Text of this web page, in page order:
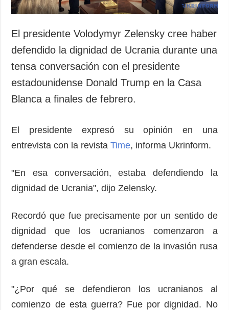
Desastres y
ADICIONAL
Podcasts
Publicaciones
Entrevistas
Video
Releases
SERVICIOS
Suscripción
Banco de
imágenes
El presidente Volodymyr Zelensky cree haber
defendido la dignidad de Ucrania durante una
tensa conversación con el presidente
estadounidense Donald Trump en la Casa
Blanca a finales de febrero.
El presidente expresó su opinión en una
entrevista con la revistaTime, informa Ukrinform.
"En esa conversación, estaba defendiendo la
dignidad de Ucrania", dijo Zelensky.
Recordó que fue precisamente por un sentido de
dignidad que los ucranianos comenzaron a
defenderse desde el comienzo de la invasión rusa
a gran escala.
"¿Por qué se defendieron los ucranianos al
comienzo de esta guerra? Fue por dignidad. No